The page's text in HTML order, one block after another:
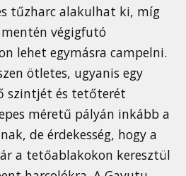
tűzharc alakulhat ki, míg
végigfutó
lehet egymásra campelni.
ötletes, ugyanis egy
szintjét és tetőterét
méretű pályán inkább a
de érdekesség, hogy a
a tetőablakokon keresztül